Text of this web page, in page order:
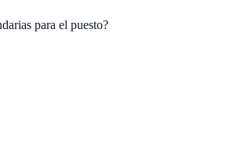
para el puesto?